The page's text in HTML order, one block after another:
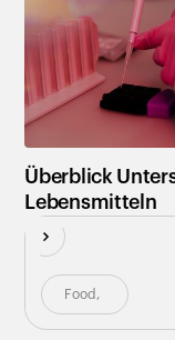
Überblick
Lebensmitteln
Food ,